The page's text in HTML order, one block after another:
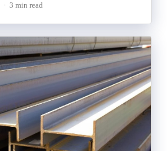
3 min read